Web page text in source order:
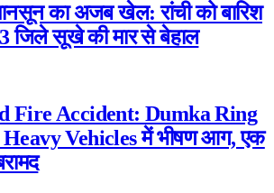
का अजब खेल: रांची को बारिश
जिले सूखे की मार से बेहाल
Fire Accident: Dumka Ring
Heavy Vehicles में भीषण आग, एक